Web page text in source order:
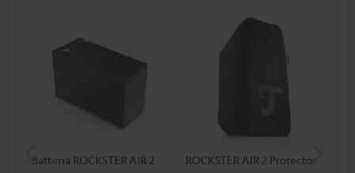
Batteria ROCKSTER AIR 2 ROCKSTER AIR 2 Protector